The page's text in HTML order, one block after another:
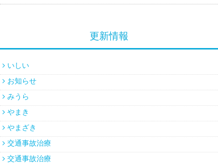
更新情報
いしい
お知らせ
みうら
やまき
やまざき
交通事故治療
交通事故治療